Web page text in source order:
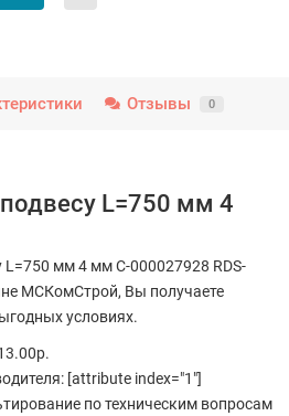
Отзывы 0
L=750 мм 4
L=750 мм 4 мм С-000027928 RDS-
МСКомСтрой, Вы получаете
условиях.
[attribute index="1"]
по техническим вопросам